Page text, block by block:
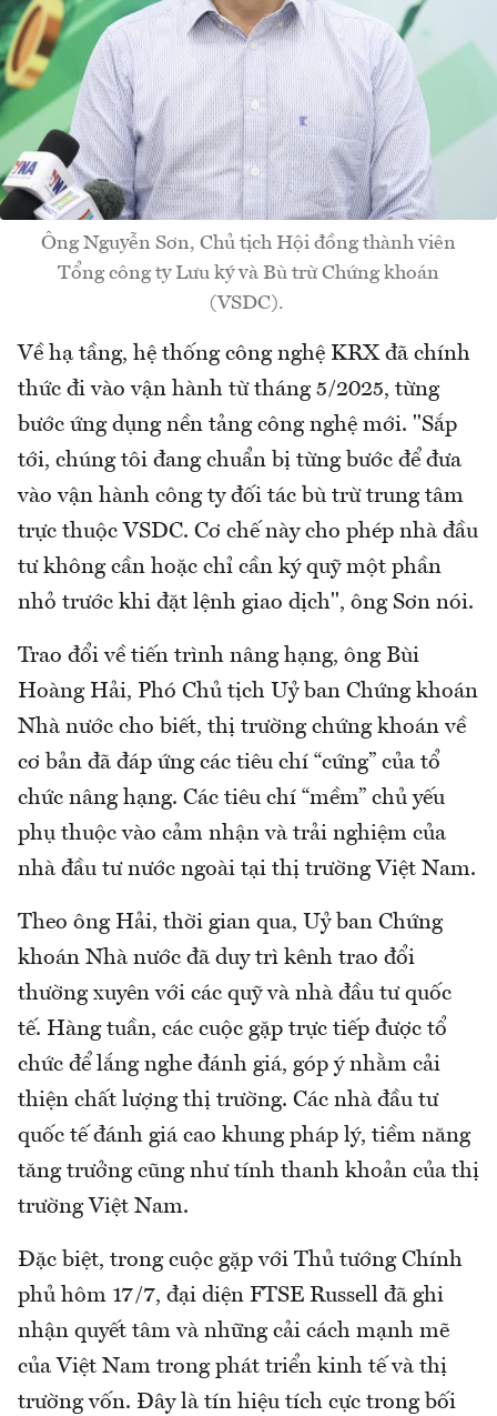
Ông Nguyễn Sơn, Chủ tịch Hội đồng thành viên
Tổng công ty Lưu ký và Bù trừ Chứng khoán
(VSDC).
Về hạ tầng, hệ thống công nghệ KRX đã chính
thức đi vào vận hành từ tháng 5/2025, từng
bước ứng dụng nền tảng công nghệ mới. "Sắp
tới, chúng tôi đang chuẩn bị từng bước để đưa
vào vận hành công ty đối tác bù trừ trung tâm
trực thuộc VSDC. Cơ chế này cho phép nhà đầu
tư không cần hoặc chỉ cần ký quỹ một phần
nhỏ trước khi đặt lệnh giao dịch", ông Sơn nói.
Trao đổi về tiến trình nâng hạng, ông Bùi
Hoàng Hải, Phó Chủ tịch Uỷ ban Chứng khoán
Nhà nước cho biết, thị trường chứng khoán về
cơ bản đã đáp ứng các tiêu chí “cứng” của tổ
chức nâng hạng. Các tiêu chí “mềm” chủ yếu
phụ thuộc vào cảm nhận và trải nghiệm của
nhà đầu tư nước ngoài tại thị trường Việt Nam.
Theo ông Hải, thời gian qua, Uỷ ban Chứng
khoán Nhà nước đã duy trì kênh trao đổi
thường xuyên với các quỹ và nhà đầu tư quốc
tế. Hàng tuần, các cuộc gặp trực tiếp được tổ
chức để lắng nghe đánh giá, góp ý nhằm cải
thiện chất lượng thị trường. Các nhà đầu tư
quốc tế đánh giá cao khung pháp lý, tiềm năng
tăng trưởng cũng như tính thanh khoản của thị
trường Việt Nam.
Đặc biệt, trong cuộc gặp với Thủ tướng Chính
phủ hôm 17/7, đại diện FTSE Russell đã ghi
nhận quyết tâm và những cải cách mạnh mẽ
của Việt Nam trong phát triển kinh tế và thị
trường vốn. Đây là tín hiệu tích cực trong bối